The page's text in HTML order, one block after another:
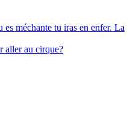
es méchante tu iras en enfer. La
aller au cirque?